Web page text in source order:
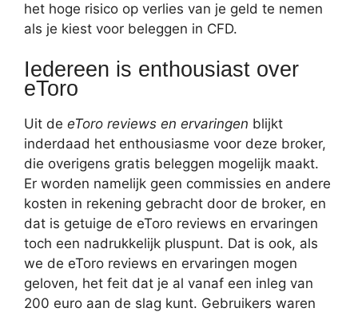
het hoge risico op verlies van je geld te nemen
als je kiest voor beleggen in CFD.
Iedereen is enthousiast over
eToro
Uit de eToro reviews en ervaringen blijkt
inderdaad het enthousiasme voor deze broker,
die overigens gratis beleggen mogelijk maakt.
Er worden namelijk geen commissies en andere
kosten in rekening gebracht door de broker, en
dat is getuige de eToro reviews en ervaringen
toch een nadrukkelijk pluspunt. Dat is ook, als
we de eToro reviews en ervaringen mogen
geloven, het feit dat je al vanaf een inleg van
200 euro aan de slag kunt. Gebruikers waren